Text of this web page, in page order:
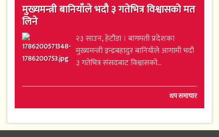
मुख्यमन्त्री बानियाँले भदौ ३ गतेभित्र विश्वासको मत
लिने
२३ साउन, हेटौंडा । बागमती प्रदेशका
मुख्यमन्त्री इन्द्रबहादुर बानियाँले आगामी भदौ
३ गतेभित्र संसदबाट विश्वासको...
थप समाचार